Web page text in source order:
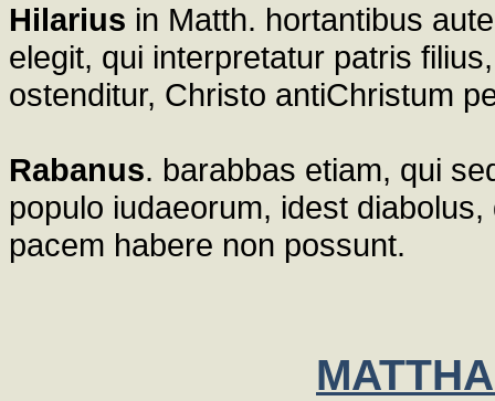
Hilarius in Matth. hortantibus
elegit, qui interpretatur patris
ostenditur, Christo antiChristum
Rabanus. barabbas etiam, qui
populo iudaeorum, idest
pacem habere non possunt.